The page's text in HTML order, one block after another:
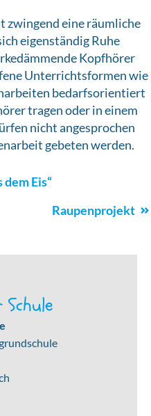
zwingend eine räumliche
eigenständig Ruhe
Kopfhörer
Unterrichtsformen wie
bedarfsorientiert
tragen oder in einem
nicht angesprochen
gebeten werden.
Eis“
Raupenprojekt